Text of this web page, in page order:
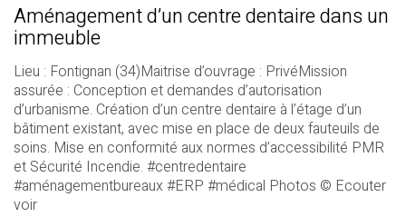
Aménagement d’un centre dentaire dans un
immeuble
Lieu : Fontignan (34)Maitrise d’ouvrage : PrivéMission
assurée : Conception et demandes d’autorisation
d’urbanisme. Création d’un centre dentaire à l’étage d’un
bâtiment existant, avec mise en place de deux fauteuils de
soins. Mise en conformité aux normes d’accessibilité PMR
et Sécurité Incendie. #centredentaire
#aménagementbureaux #ERP #médical Photos © Ecouter
voir